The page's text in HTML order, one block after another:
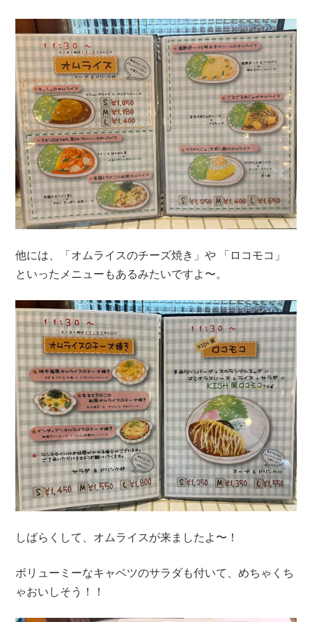
他には、「オムライスのチーズ焼き」や 「ロコモコ」
といったメニューもあるみたいですよ〜。
しばらくして、オムライスが来ましたよ〜！
ボリューミーなキャベツのサラダも付いて、めちゃくち
ゃおいしそう！！